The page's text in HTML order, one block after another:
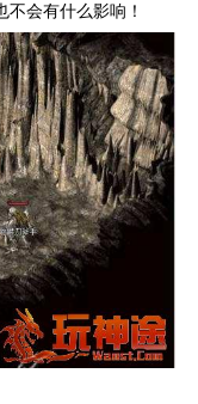
会有什么影响！